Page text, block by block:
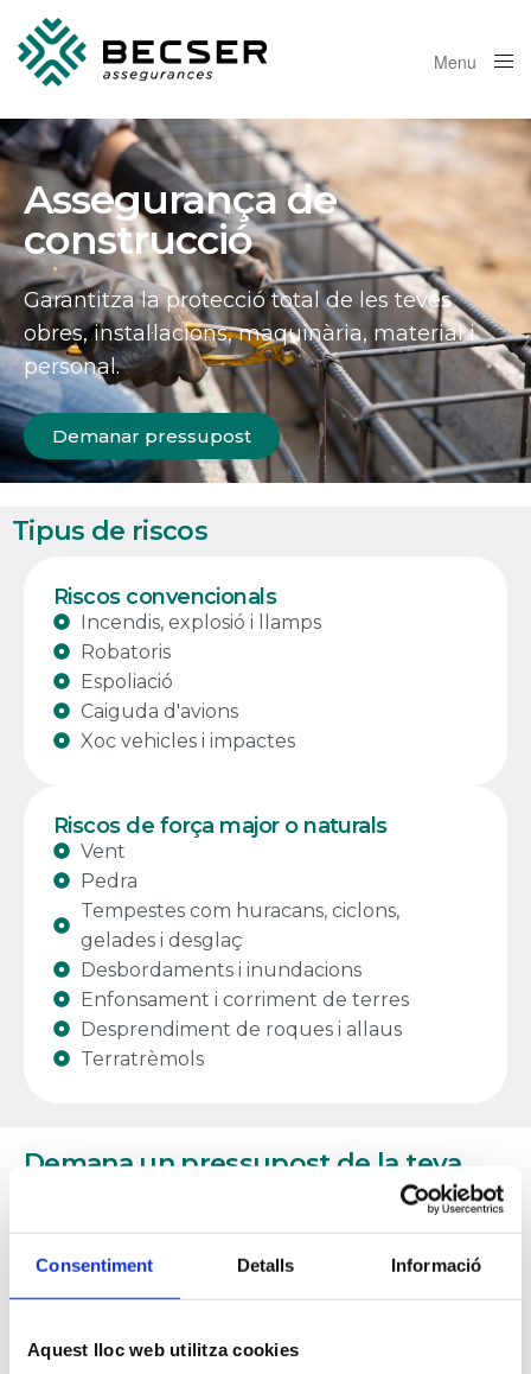
Consentiment Detalls Informació
Aquest lloc web utilitza cookies
Menu
Assegurança de
construcció
Garantitza la protecció total de les teves
obres, instal·lacions, maquinària, material i
personal.
Demanar pressupost
Tipus de riscos
Riscos convencionals
Incendis, explosió i llamps
Robatoris
Espoliació
Caiguda d'avions
Xoc vehicles i impactes
Riscos de força major o naturals
Vent
Pedra
Tempestes com huracans, ciclons,
gelades i desglaç
Desbordaments i inundacions
Enfonsament i corriment de terres
Desprendiment de roques i allaus
Terratrèmols
Demana un pressupost de la teva
identificar quines cobertures s’adapten